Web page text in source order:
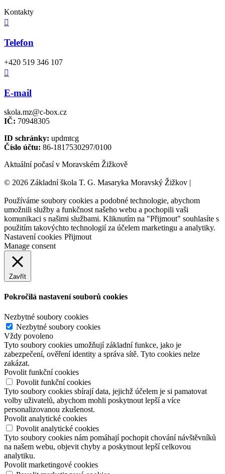
Kontakty

Telefon
+420 519 346 107

E-mail
skola.mz@c-box.cz
IČ: 70948305
ID schránky: updmtcg
Číslo účtu: 86-1817530297/0100
Aktuální počasí v Moravském Žižkově
© 2026 Základní škola T. G. Masaryka Moravský Žižkov |
Používáme soubory cookies a podobné technologie, abychom
umožnili služby a funkčnost našeho webu a pochopili vaši
komunikaci s našimi službami. Kliknutím na "Přijmout" souhlasíte s
použitím takovýchto technologií za účelem marketingu a analytiky.
Nastavení cookies Přijmout
Manage consent
Zavřít
Pokročilá nastavení souborů cookies
Nezbytné soubory cookies
Nezbytné soubory cookies
Vždy povoleno
Tyto soubory cookies umožňují základní funkce, jako je
zabezpečení, ověření identity a správa sítě. Tyto cookies nelze
zakázat.
Povolit funkční cookies
Povolit funkční cookies
Tyto soubory cookies sbírají data, jejichž účelem je si pamatovat
volby uživatelů, abychom mohli poskytnout lepší a více
personalizovanou zkušenost.
Povolit analytické cookies
Povolit analytické cookies
Tyto soubory cookies nám pomáhají pochopit chování návštěvníků
na našem webu, objevit chyby a poskytnout lepší celkovou
analytiku.
Povolit marketingové cookies